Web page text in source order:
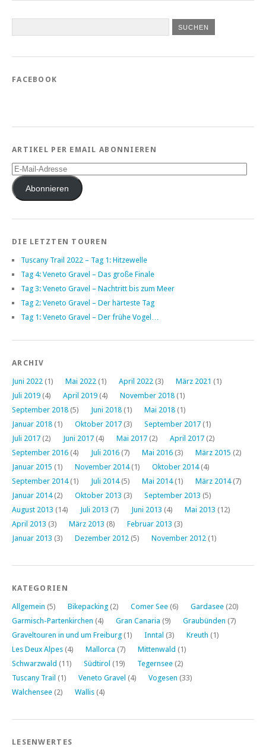
FACEBOOK
ARTIKEL PER EMAIL ABONNIEREN
E-
Mail-
AdresseAbonnieren
DIE LETZTEN TOUREN
Tuscany Trail 2022 – Tag 1: Hitzewelle
Tag 4: Veneto Gravel – Das große Finale
Tag 3: Veneto Gravel – Nachtritt bis zum Meer
Tag 2: Veneto Gravel – Der härteste Tag
Tag 1: Veneto Gravel – Der frühe Vogel…
ARCHIV
Juni 2022 (1) Mai 2022 (1) April 2022 (3) März 2021 (1)
Juli 2019 (4) April 2019 (4) November 2018 (1)
September 2018 (5) Juni 2018 (1) Mai 2018 (1)
Januar 2018 (1) Oktober 2017 (3) September 2017 (1)
Juli 2017 (2) Juni 2017 (4) Mai 2017 (2) April 2017 (2)
September 2016 (4) Juli 2016 (7) Mai 2016 (3) März 2015 (2)
Januar 2015 (1) November 2014(1) Oktober 2014(4)
September 2014(1) Juli 2014(5) Mai 2014(1) März 2014(7)
Januar 2014(2) Oktober 2013 (3) September 2013 (5)
August 2013 (14) Juli 2013 (7) Juni 2013 (4) Mai 2013 (12)
April 2013 (3) März 2013 (8) Februar 2013 (3)
Januar 2013 (3) Dezember 2012 (5) November 2012 (1)
KATEGORIEN
Allgemein (5) Bikepacking (2) Comer See (6) Gardasee (20)
Garmisch-Partenkirchen (4) Gran Canaria (9) Graubünden (7)
Graveltouren in und um Freiburg (1) Inntal (3) Kreuth (1)
Les Deux Alpes (4) Mallorca (7) Mittenwald (1)
Schwarzwald (11) Südtirol (19) Tegernsee (2)
Tuscany Trail (1) Veneto Gravel (4) Vogesen (33)
Walchensee (2) Wallis (4)
LESENWERTES